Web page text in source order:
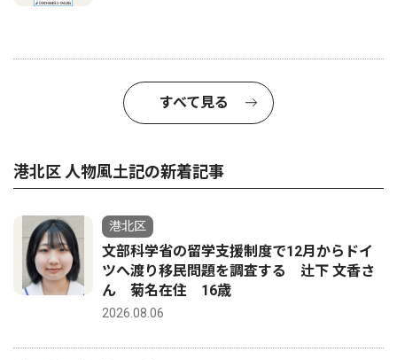
すべて見る
港北区 人物風土記の新着記事
港北区
文部科学省の留学支援制度で12月からドイ
ツへ渡り移民問題を調査する 辻下 文香さ
ん 菊名在住 16歳
2026.08.06